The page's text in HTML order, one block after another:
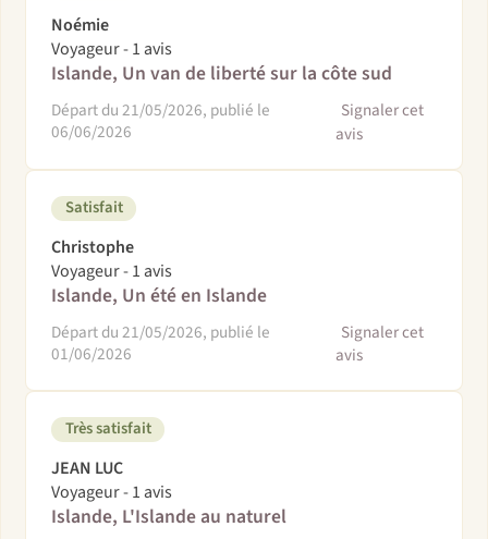
Noémie
Voyageur - 1 avis
Islande, Un van de liberté sur la côte sud
Départ du 21/05/2026, publié le
06/06/2026
Signaler cet
avis
Satisfait
Christophe
Voyageur - 1 avis
Islande, Un été en Islande
Départ du 21/05/2026, publié le
01/06/2026
Signaler cet
avis
Très satisfait
JEAN LUC
Voyageur - 1 avis
Islande, L'Islande au naturel